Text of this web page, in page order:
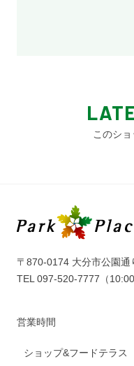
このシ
〒870-0174 大分市公園通
TEL 097-520-7777 （
営業時間
ショップ&フードテラス